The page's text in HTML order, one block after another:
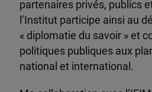
partenaires privés, publics
l’Institut participe ainsi au
« diplomatie du savoir » et
politiques publiques aux
national et international.